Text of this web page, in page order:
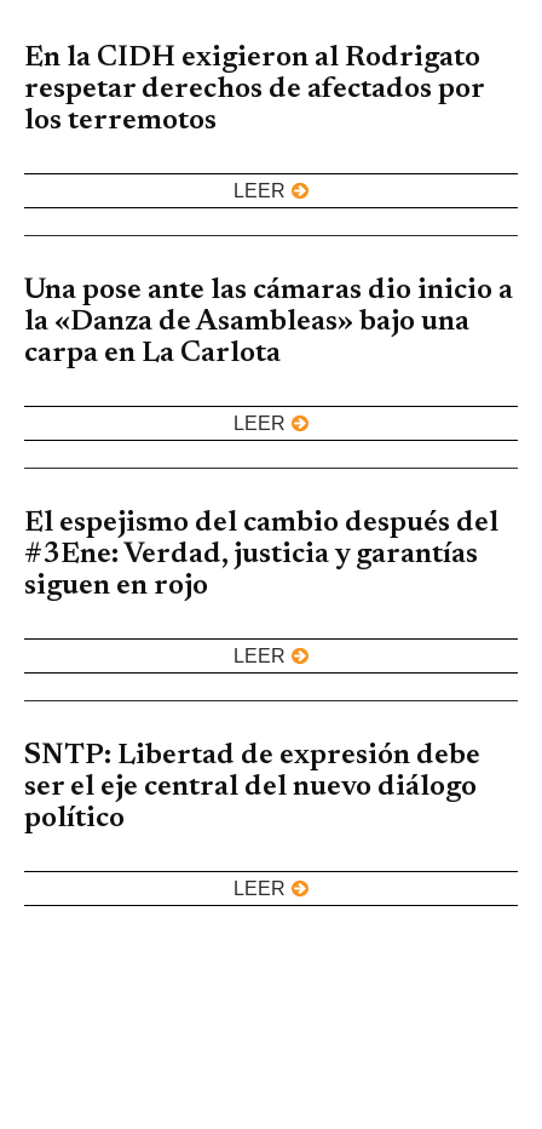
En la CIDH exigieron al Rodrigato
respetar derechos de afectados por
los terremotos
LEER
Una pose ante las cámaras dio inicio a
la «Danza de Asambleas» bajo una
carpa en La Carlota
LEER
El espejismo del cambio después del
#3Ene: Verdad, justicia y garantías
siguen en rojo
LEER
SNTP: Libertad de expresión debe
ser el eje central del nuevo diálogo
político
LEER